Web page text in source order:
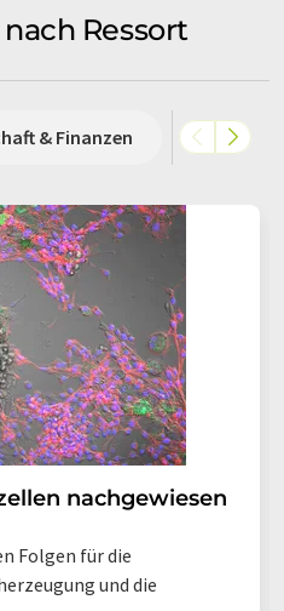
Ressort
& Finanzen Politik &
nachgewiesen
Folgen für die
und die